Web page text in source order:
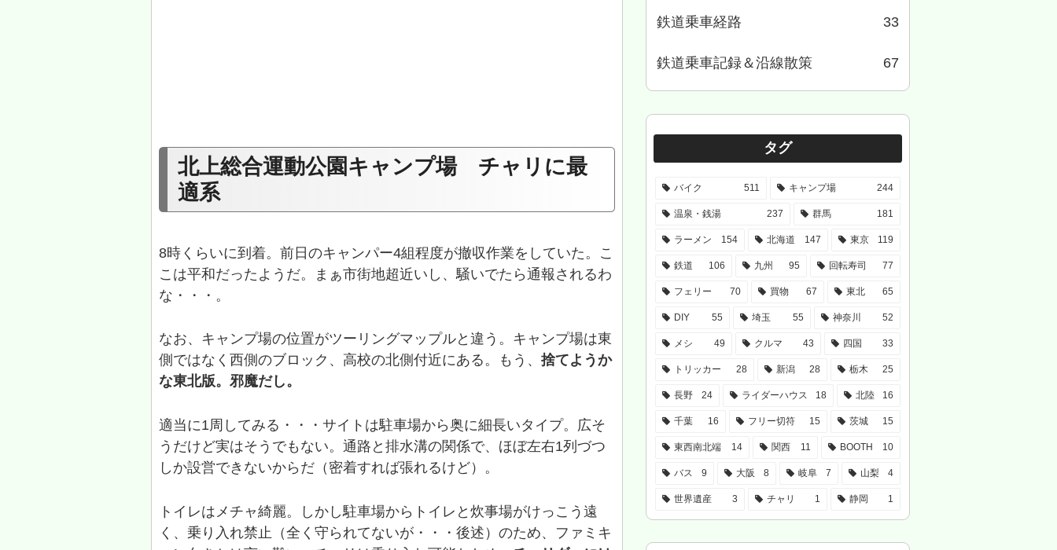
北上総合運動公園キャンプ場 チャリに最
適系
8時くらいに到着。前日のキャンパー4組程度が撤収作業をしていた。こ
こは平和だったようだ。まぁ市街地超近いし、騒いでたら通報されるわ
な・・・。
なお、キャンプ場の位置がツーリングマップルと違う。キャンプ場は東
側ではなく西側のブロック、高校の北側付近にある。もう、 捨てようか
な東北版。邪魔だし。
適当に1周してみる・・・サイトは駐車場から奥に細長いタイプ。広そ
うだけど実はそうでもない。通路と排水溝の関係で、ほぼ左右1列づつ
しか設営できないからだ（密着すれば張れるけど）。
トイレはメチャ綺麗。しかし駐車場からトイレと炊事場がけっこう遠
く、乗り入れ禁止（全く守られてないが・・・後述）のため、ファミキ
鉄道乗車経路 33
鉄道乗車記録＆沿線散策 67
タグ
バイク 511 キャンプ場 244
温泉・銭湯 237 群馬 181
ラーメン 154 北海道 147 東京 119
鉄道 106 九州 95 回転寿司 77
フェリー 70 買物 67 東北 65
DIY 55 埼玉 55 神奈川 52
メシ 49 クルマ 43 四国 33
トリッカー 28 新潟 28 栃木 25
長野 24 ライダーハウス 18 北陸 16
千葉 16 フリー切符 15 茨城 15
東西南北端 14 関西 11 BOOTH 10
バス 9 大阪 8 岐阜 7 山梨 4
世界遺産 3 チャリ 1 静岡 1